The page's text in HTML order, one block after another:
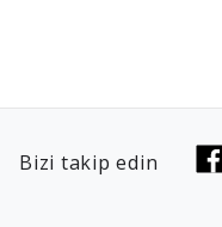
Bizi takip edin